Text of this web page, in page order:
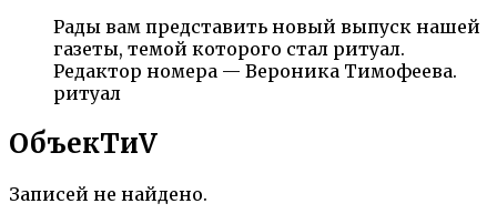
Рады вам представить новый выпуск нашей
газеты, темой которого стал ритуал.
Редактор номера — Вероника Тимофеева.
ритуал
ОбъекTиV
Записей не найдено.